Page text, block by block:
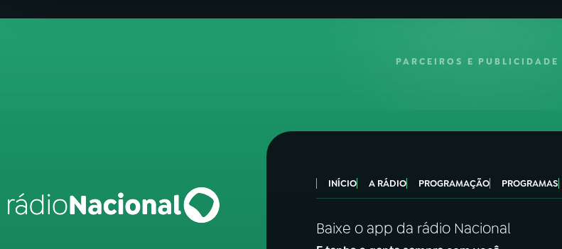
PARCEIROS E PUBLICIDADE
INÍCIO A RÁDIO PROGRAMAÇÃO PROGRAMAS
Baixe o app da rádio Nacional